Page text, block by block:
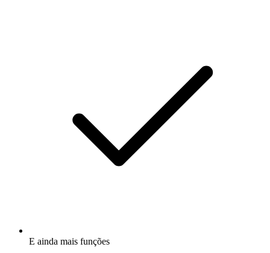
E ainda mais funções